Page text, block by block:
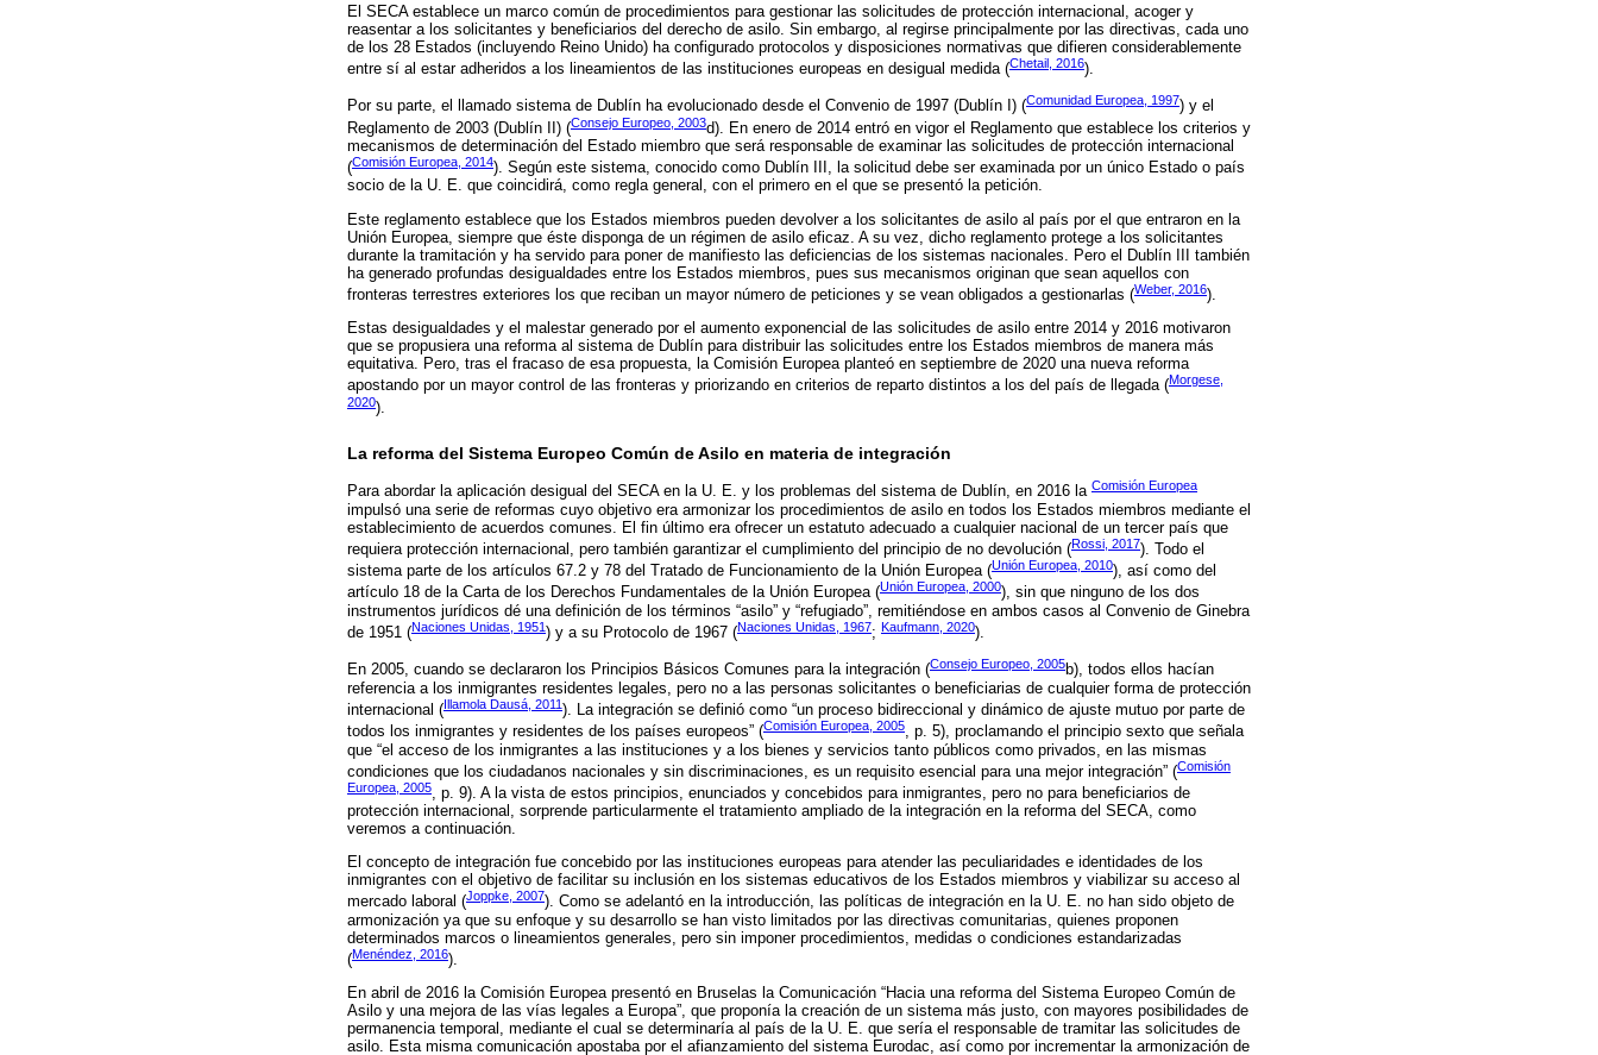
El SECA establece un marco común de procedimientos para gestionar las solicitudes de protección internacional, acoger y
reasentar a los solicitantes y beneficiarios del derecho de asilo. Sin embargo, al regirse principalmente por las directivas, cada uno
de los 28 Estados (incluyendo Reino Unido) ha configurado protocolos y disposiciones normativas que difieren considerablemente
entre sí al estar adheridos a los lineamientos de las instituciones europeas en desigual medida (Chetail, 2016).
Por su parte, el llamado sistema de Dublín ha evolucionado desde el Convenio de 1997 (Dublín I) (Comunidad Europea, 1997) y el
Reglamento de 2003 (Dublín II) (Consejo Europeo, 2003d). En enero de 2014 entró en vigor el Reglamento que establece los criterios y
mecanismos de determinación del Estado miembro que será responsable de examinar las solicitudes de protección internacional
(Comisión Europea, 2014). Según este sistema, conocido como Dublín III, la solicitud debe ser examinada por un único Estado o país
socio de la U. E. que coincidirá, como regla general, con el primero en el que se presentó la petición.
Este reglamento establece que los Estados miembros pueden devolver a los solicitantes de asilo al país por el que entraron en la
Unión Europea, siempre que éste disponga de un régimen de asilo eficaz. A su vez, dicho reglamento protege a los solicitantes
durante la tramitación y ha servido para poner de manifiesto las deficiencias de los sistemas nacionales. Pero el Dublín III también
ha generado profundas desigualdades entre los Estados miembros, pues sus mecanismos originan que sean aquellos con
fronteras terrestres exteriores los que reciban un mayor número de peticiones y se vean obligados a gestionarlas (Weber, 2016).
Estas desigualdades y el malestar generado por el aumento exponencial de las solicitudes de asilo entre 2014 y 2016 motivaron
que se propusiera una reforma al sistema de Dublín para distribuir las solicitudes entre los Estados miembros de manera más
equitativa. Pero, tras el fracaso de esa propuesta, la Comisión Europea planteó en septiembre de 2020 una nueva reforma
apostando por un mayor control de las fronteras y priorizando en criterios de reparto distintos a los del país de llegada (Morgese,
2020).
La reforma del Sistema Europeo Común de Asilo en materia de integración
Para abordar la aplicación desigual del SECA en la U. E. y los problemas del sistema de Dublín, en 2016 la Comisión Europea
impulsó una serie de reformas cuyo objetivo era armonizar los procedimientos de asilo en todos los Estados miembros mediante el
establecimiento de acuerdos comunes. El fin último era ofrecer un estatuto adecuado a cualquier nacional de un tercer país que
requiera protección internacional, pero también garantizar el cumplimiento del principio de no devolución (Rossi, 2017). Todo el
sistema parte de los artículos 67.2 y 78 del Tratado de Funcionamiento de la Unión Europea (Unión Europea, 2010), así como del
artículo 18 de la Carta de los Derechos Fundamentales de la Unión Europea (Unión Europea, 2000), sin que ninguno de los dos
instrumentos jurídicos dé una definición de los términos “asilo” y “refugiado”, remitiéndose en ambos casos al Convenio de Ginebra
de 1951 (Naciones Unidas, 1951) y a su Protocolo de 1967 (Naciones Unidas, 1967; Kaufmann, 2020).
En 2005, cuando se declararon los Principios Básicos Comunes para la integración (Consejo Europeo, 2005b), todos ellos hacían
referencia a los inmigrantes residentes legales, pero no a las personas solicitantes o beneficiarias de cualquier forma de protección
internacional (Illamola Dausá, 2011). La integración se definió como “un proceso bidireccional y dinámico de ajuste mutuo por parte de
todos los inmigrantes y residentes de los países europeos” (Comisión Europea, 2005, p. 5), proclamando el principio sexto que señala
que “el acceso de los inmigrantes a las instituciones y a los bienes y servicios tanto públicos como privados, en las mismas
condiciones que los ciudadanos nacionales y sin discriminaciones, es un requisito esencial para una mejor integración” (Comisión
Europea, 2005, p. 9). A la vista de estos principios, enunciados y concebidos para inmigrantes, pero no para beneficiarios de
protección internacional, sorprende particularmente el tratamiento ampliado de la integración en la reforma del SECA, como
veremos a continuación.
El concepto de integración fue concebido por las instituciones europeas para atender las peculiaridades e identidades de los
inmigrantes con el objetivo de facilitar su inclusión en los sistemas educativos de los Estados miembros y viabilizar su acceso al
mercado laboral (Joppke, 2007). Como se adelantó en la introducción, las políticas de integración en la U. E. no han sido objeto de
armonización ya que su enfoque y su desarrollo se han visto limitados por las directivas comunitarias, quienes proponen
determinados marcos o lineamientos generales, pero sin imponer procedimientos, medidas o condiciones estandarizadas
(Menéndez, 2016).
En abril de 2016 la Comisión Europea presentó en Bruselas la Comunicación “Hacia una reforma del Sistema Europeo Común de
Asilo y una mejora de las vías legales a Europa”, que proponía la creación de un sistema más justo, con mayores posibilidades de
permanencia temporal, mediante el cual se determinaría al país de la U. E. que sería el responsable de tramitar las solicitudes de
asilo. Esta misma comunicación apostaba por el afianzamiento del sistema Eurodac, así como por incrementar la armonización de